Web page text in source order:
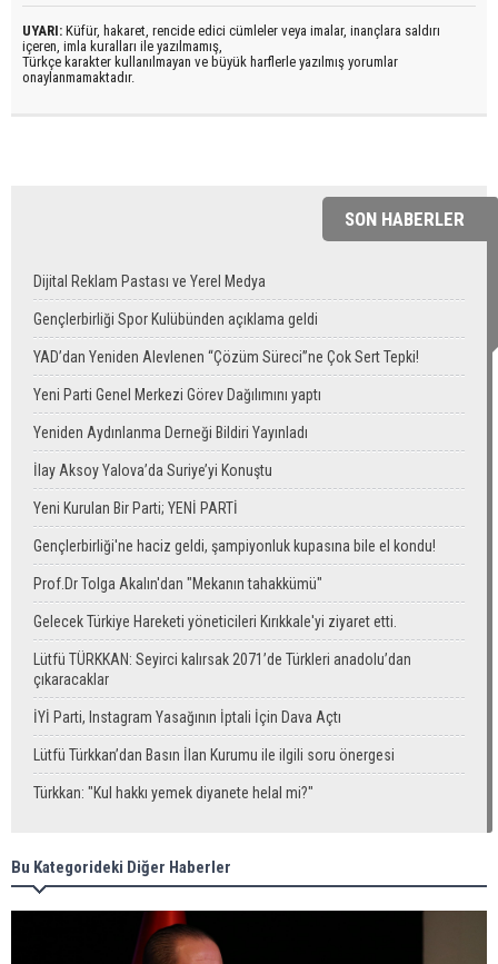
UYARI: Küfür, hakaret, rencide edici cümleler veya imalar, inançlara saldırı
içeren, imla kuralları ile yazılmamış,
Türkçe karakter kullanılmayan ve büyük harflerle yazılmış yorumlar
onaylanmamaktadır.
SON HABERLER
Dijital Reklam Pastası ve Yerel Medya
Gençlerbirliği Spor Kulübünden açıklama geldi
YAD’dan Yeniden Alevlenen “Çözüm Süreci”ne Çok Sert Tepki!
Yeni Parti Genel Merkezi Görev Dağılımını yaptı
Yeniden Aydınlanma Derneği Bildiri Yayınladı
İlay Aksoy Yalova’da Suriye’yi Konuştu
Yeni Kurulan Bir Parti; YENİ PARTİ
Gençlerbirliği'ne haciz geldi, şampiyonluk kupasına bile el kondu!
Prof.Dr Tolga Akalın'dan "Mekanın tahakkümü"
Gelecek Türkiye Hareketi yöneticileri Kırıkkale'yi ziyaret etti.
Lütfü TÜRKKAN: Seyirci kalırsak 2071’de Türkleri anadolu’dan
çıkaracaklar
İYİ Parti, Instagram Yasağının İptali İçin Dava Açtı
Lütfü Türkkan’dan Basın İlan Kurumu ile ilgili soru önergesi
Türkkan: "Kul hakkı yemek diyanete helal mi?"
Bu Kategorideki Diğer Haberler